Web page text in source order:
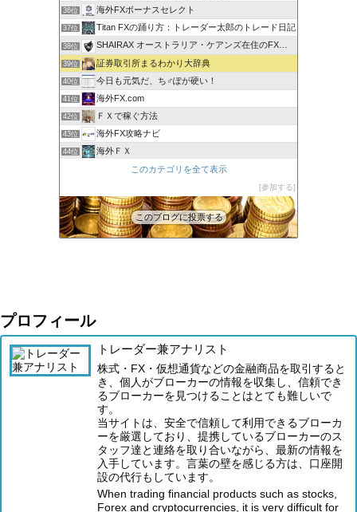
36位 海外FXボーナスセレクト
37位 Titan FXの踊り方：トレーダー太郎のトレード日記
38位 SHAIRAX オーストラリア・ケアンズ在住のFXトレーダー
39位 証券取引所まるわかり大辞典
40位 今日も元気だ、ち♂ぽが硬い！
41位 海外FX.com
42位 ＦＸで稼ぐ方法
43位 海外FX攻略ナビ
44位 海外ＦＸ
XM口座開設方法2022
FXの自動売買(EA)は本当に勝てるのか検証してみた
このカテゴリを全て表示
参加する
このブログに投票する
プロフィール
トレーダー兼アナリスト
株式・FX・仮想通貨などの金融商品を取引すると
き、個人がブローカーの情報を収集し、信頼でき
るブローカーを見つけることはとても難しいで
す。
当サイトは、安全で信頼して利用できるブローカ
ーを厳選しており、提携しているブローカーのス
タッフ達と連絡を取り合いながら、最新の情報を
入手しています。言葉の壁を感じる方は、口座開
設の代行もしています。
When trading financial products such as stocks,
Forex and cryptocurrencies, it is very difficult for